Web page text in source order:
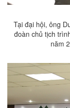
Tại đại hội, ông
đoàn chủ tịch
năm